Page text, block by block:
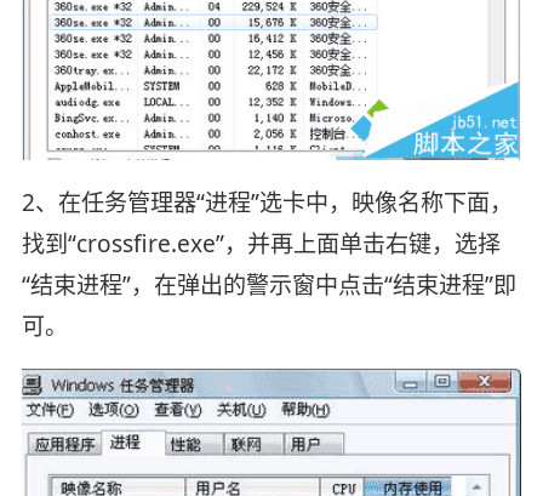
2、在任务管理器“进程”选卡中，映像名称下面，
找到“crossfire.exe”，并再上面单击右键，选择
“结束进程”，在弹出的警示窗中点击“结束进程”即
可。